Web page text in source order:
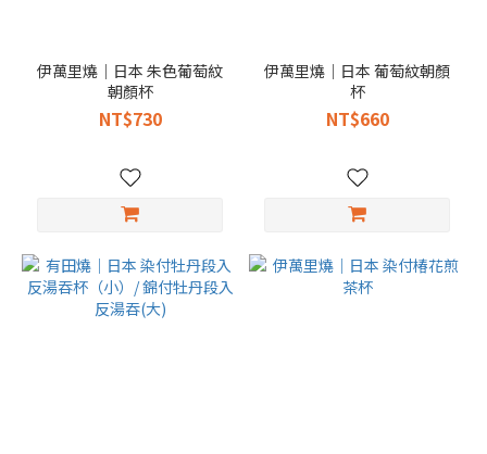
伊萬里燒｜日本 朱色葡萄紋
朝顏杯
NT$730
伊萬里燒｜日本 葡萄紋朝顏
杯
NT$660